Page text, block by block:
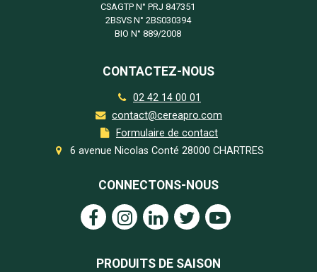
CSAGTP N° PRJ 847351
2BSVS N° 2BS030394
BIO N° 889/2008
CONTACTEZ-NOUS
02 42 14 00 01
contact@cereapro.com
Formulaire de contact
6 avenue Nicolas Conté 28000 CHARTRES
CONNECTONS-NOUS
PRODUITS DE SAISON